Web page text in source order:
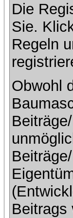
Die
Sie.
Regeln
Obwohl
Beitrags